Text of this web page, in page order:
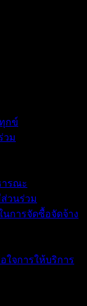
กข์
วม
ารณะ
วนร่วม
นการจัดซื้อจัดจ้าง
ใจการให้บริการ